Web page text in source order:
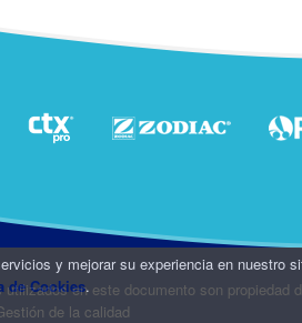
en este documento son propiedad
de la calidad
y mejorar su experiencia en nuestro
de Cookies.